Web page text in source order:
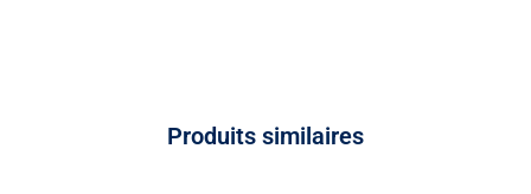
Produits similaires